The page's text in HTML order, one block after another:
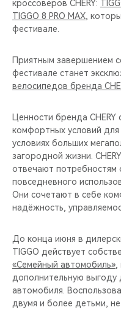
кроссоверов CHERY:
TIGGO 8 PRO MAX ,
фестивале.
Приятным завершением
фестивале станет
велосипедов бренда
Ценности бренда
комфортных условий для
условиях больших
загородной жизни.
отвечают потребностям
повседневного
Они сочетают в себе
надёжность,
До конца июня в
TIGGO действует
«Семейный автомобиль»
дополнительную выгоду
автомобиля.
двумя и более детьми,